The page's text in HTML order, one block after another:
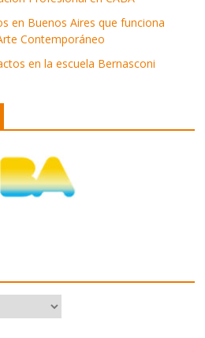
en Buenos Aires que funciona
Contemporáneo
en la escuela Bernasconi